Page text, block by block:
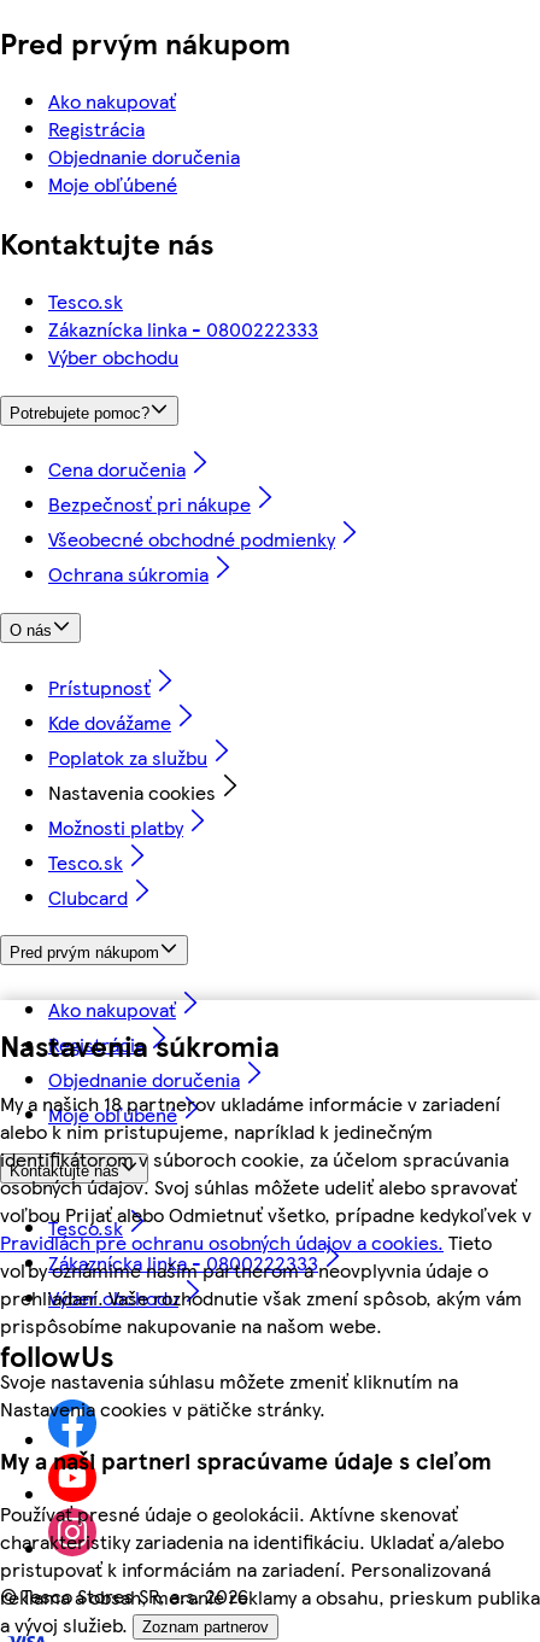
Nastavenia súkromia
My a našich 18 partnerov ukladáme informácie v zariadení
alebo k nim pristupujeme, napríklad k jedinečným
identifikátorom v súboroch cookie, za účelom spracúvania
osobných údajov. Svoj súhlas môžete udeliť alebo spravovať
voľbou Prijať alebo Odmietnuť všetko, prípadne kedykoľvek v
Pravidlách pre ochranu osobných údajov a cookies. Tieto
voľby oznámime našim partnerom a neovplyvnia údaje o
prehliadaní. Vaše rozhodnutie však zmení spôsob, akým vám
prispôsobíme nakupovanie na našom webe.
Svoje nastavenia súhlasu môžete zmeniť kliknutím na
Nastavenia cookies v pätičke stránky.
My a naši partneri spracúvame údaje s cieľom
Používať presné údaje o geolokácii. Aktívne skenovať
charakteristiky zariadenia na identifikáciu. Ukladať a/alebo
pristupovať k informáciám na zariadení. Personalizovaná
reklama a obsah, meranie reklamy a obsahu, prieskum publika
a vývoj služieb.
Zoznam partnerov
Pred prvým nákupom
Ako nakupovať
Registrácia
Objednanie doručenia
Moje obľúbené
Kontaktujte nás
Tesco.sk
Zákaznícka linka - 0800222333
Výber obchodu
Potrebujete pomoc?
Cena doručenia
Bezpečnosť pri nákupe
Všeobecné obchodné podmienky
Ochrana súkromia
O nás
Prístupnosť
Kde dovážame
Poplatok za službu
Nastavenia cookies
Možnosti platby
Tesco.sk
Clubcard
Pred prvým nákupom
Ako nakupovať
Registrácia
Objednanie doručenia
Moje obľúbené
Kontaktujte nás
Tesco.sk
Zákaznícka linka - 0800222333
Výber obchodu
followUs
©Tesco Stores SR, a.s. 2026